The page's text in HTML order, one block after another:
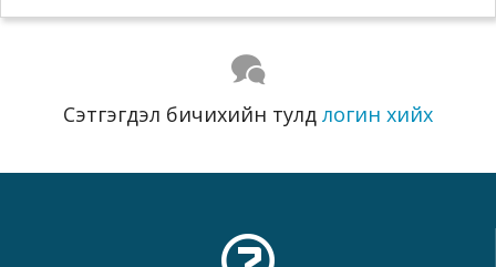
Сэтгэгдэл бичихийн тулд логин хийх